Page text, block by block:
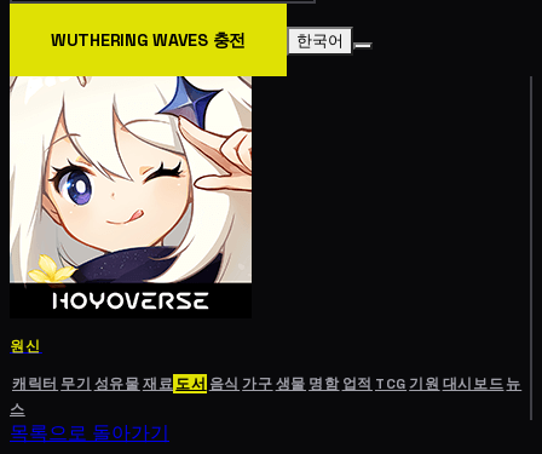
WUTHERING WAVES 충전 한국어
원신
캐릭터 무기 성유물재료도서 음식 가구생물 명함 업적 TCG기원 대시보드뉴
스
목록으로 돌아가기